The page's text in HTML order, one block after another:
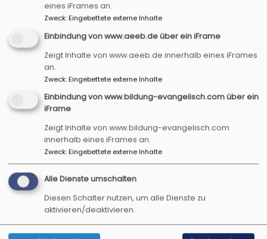
Programmflyer August bis Dezember 2026
1.92 MB
Programmflyer August bis Dezember 2026
Veranstaltungsübersicht
1.68 MB
Gerne können Sie unseren Programmflyer auch
per E-Mail erhalten. Dazu einfach unseren
Newsletterabonnieren!
eines iFrames an.
Zweck:Eingebettete externe Inhalte
Einbindung von www.aeeb.de über ein iFrame
Zeigt Inhalte von www.aeeb.de innerhalb eines iFrames
an.
Zweck:Eingebettete externe Inhalte
Einbindung von www.bildung-evangelisch.com über ein
iFrame
Zeigt Inhalte von www.bildung-evangelisch.com
innerhalb eines iFrames an.
Zweck:Eingebettete externe Inhalte
Alle Dienste umschalten
Diesen Schalter nutzen, um alle Dienste zu
aktivieren/deaktivieren.